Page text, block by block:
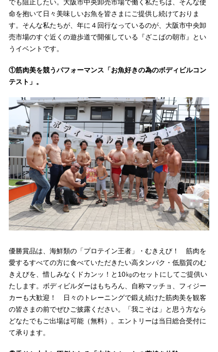
でも阻止したい。大阪市中央卸売市場で働く私たちは、そんな使
命を抱いて日々美味しいお魚を皆さまにご提供し続けておりま
す。そんな私たちが、年に４回行なっているのが、大阪市中央卸
売市場のすぐ近くの遊歩道で開催している『ざこばの朝市』とい
うイベントです。
①筋肉美を競うパフォーマンス「お魚好きの為のボディビルコン
テスト」。
優勝賞品は、海鮮類の「プロテイン王者」・むきえび！ 筋肉を
愛するすべての方に食べていただきたい高タンパク・低脂質のむ
きえびを、惜しみなくドカンッ！と10㎏のセットにしてご提供い
たします。ボディビルダーはもちろん、自称マッチョ、フィジー
カーも大歓迎！ 日々のトレーニングで鍛え続けた筋肉美を観客
の皆さまの前でぜひご披露ください。「我こそは」と思う方なら
どなたでもご出場は可能（無料）。エントリーは当日総合受付に
て承ります。